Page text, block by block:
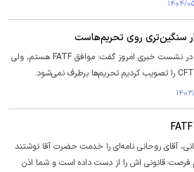
دبیر کل جامعه اسلامی مهندسین در نشست خبری امروز گفت: موافق FATF هستم، ولی
آقای روحانی نامه‌ای را خدمت حضرت آقا نوشتند
قانونی اش را از دست داده است و شما اذن